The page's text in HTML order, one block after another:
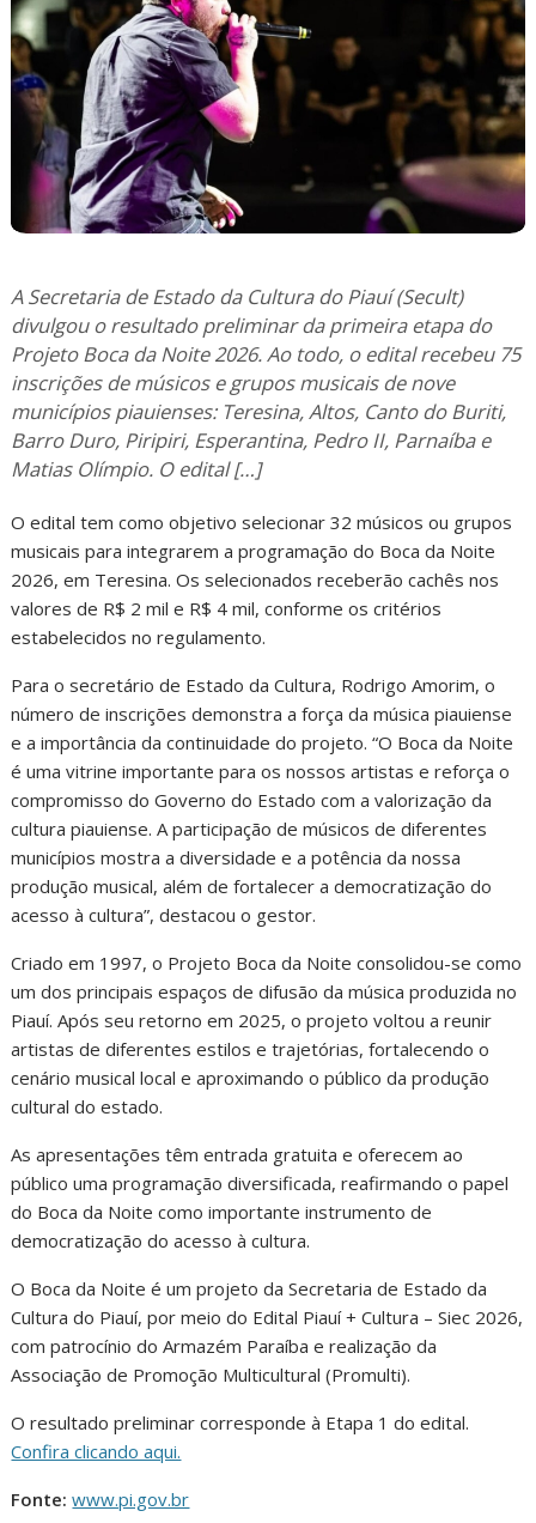
A Secretaria de Estado da Cultura do Piauí (Secult)
divulgou o resultado preliminar da primeira etapa do
Projeto Boca da Noite 2026. Ao todo, o edital recebeu 75
inscrições de músicos e grupos musicais de nove
municípios piauienses: Teresina, Altos, Canto do Buriti,
Barro Duro, Piripiri, Esperantina, Pedro II, Parnaíba e
Matias Olímpio. O edital […]
O edital tem como objetivo selecionar 32 músicos ou grupos
musicais para integrarem a programação do Boca da Noite
2026, em Teresina. Os selecionados receberão cachês nos
valores de R$ 2 mil e R$ 4 mil, conforme os critérios
estabelecidos no regulamento.
Para o secretário de Estado da Cultura, Rodrigo Amorim, o
número de inscrições demonstra a força da música piauiense
e a importância da continuidade do projeto. “O Boca da Noite
é uma vitrine importante para os nossos artistas e reforça o
compromisso do Governo do Estado com a valorização da
cultura piauiense. A participação de músicos de diferentes
municípios mostra a diversidade e a potência da nossa
produção musical, além de fortalecer a democratização do
acesso à cultura”, destacou o gestor.
Criado em 1997, o Projeto Boca da Noite consolidou-se como
um dos principais espaços de difusão da música produzida no
Piauí. Após seu retorno em 2025, o projeto voltou a reunir
artistas de diferentes estilos e trajetórias, fortalecendo o
cenário musical local e aproximando o público da produção
cultural do estado.
As apresentações têm entrada gratuita e oferecem ao
público uma programação diversificada, reafirmando o papel
do Boca da Noite como importante instrumento de
democratização do acesso à cultura.
O Boca da Noite é um projeto da Secretaria de Estado da
Cultura do Piauí, por meio do Edital Piauí + Cultura – Siec 2026,
com patrocínio do Armazém Paraíba e realização da
Associação de Promoção Multicultural (Promulti).
O resultado preliminar corresponde à Etapa 1 do edital.
Confira clicando aqui.
Fonte: www.pi.gov.br